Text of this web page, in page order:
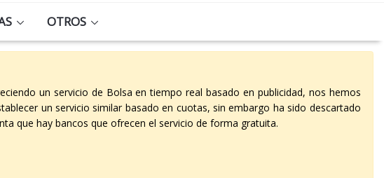
OTROS
un servicio de Bolsa en tiempo real basado en publicidad, nos hemos
un servicio similar basado en cuotas, sin embargo ha sido descartado
que hay bancos que ofrecen el servicio de forma gratuita.